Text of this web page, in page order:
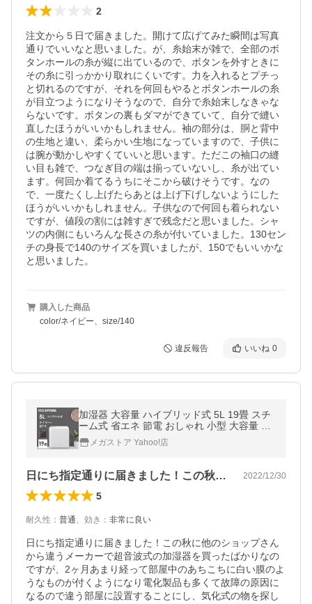
2
注文から５日で届きました。開けて広げてみた瞬間は写真
通りでいいなと思いました。が、糸始末が雑で、全部のボ
タンホールの糸が縦に出ているので、ボタンを外すときに
その糸に引っかかり取れにくいです。力を入れるとプチっ
と切れるのですが、それを何回もやるとボタンホールの糸
が目立つようになりそうなので、自分で糸始末しなきゃな
らないです。ボタンの裏もダマができていて、自分で縫い
直したほうがいいかもしれません。袖の部分は、胴と背中
の生地と違い、柔らかい生地になっていますので、子供に
は腕が動かしやすくていいと思います。ただこの袖口の縫
い目も雑で、つなぎ目の端は揃っていないし、糸が出てい
ます。何回か着てるうちにそこから破けそうです。なの
で、一度たくし上げたらあとは上げ下げしないようにした
ほうがいいかもしれません。子供なので何回も着られない
ですが、値段の割には雑すぎで残念だと思いました。シャ
ツの内側にもいろんな長さの糸が付いていました。130セン
チの身長で140のサイズを買いましたが、150でもいいかな
と思いました。
購入した商品
color/ネイビー、size/140
違反報告 いいね 0
加湿器 大容量 ハイブリッド式 5L 19畳 スチ
ーム式 省エネ 節電 おしゃれ 小型 大容量 ア
イリスオーヤマ HVH-700R1
メガストア Yahoo!店
日にち指定通りに届きました！この秋に他… 2022/12/30
5
耐久性 ： 普通、 効き ： 非常に良い
日にち指定通りに届きました！この秋に他のショップさん
から違うメーカーで超音波式の加湿器を買ったばかりなの
ですが、2ヶ月あまり経って部屋中のあちこちに白い膜のよ
うなものが付くようになり電化製品も多くて故障の原因に
なるので違う部屋に設置することにし、気化式の物を探し